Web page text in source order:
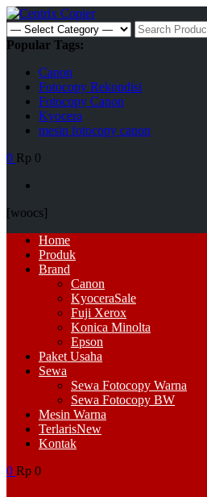
Skip
to
content
Search
for:
Popular Tags:
Canon
Fotocopy Rekondisi
Fotocopy Canon
Kyocera
mesin fotocopy canon
0 Rp 0
[woocs]
Primary
Menu
Home
Produk
Brand
Canon
KyoceraSale
Fuji Xerox
Konica Minolta
Epson
Paket Usaha
Sewa
Sewa Fotocopy Warna
Sewa Fotocopy BW
Mesin Warna
TerlarisNew
Kontak
0 Rp 0